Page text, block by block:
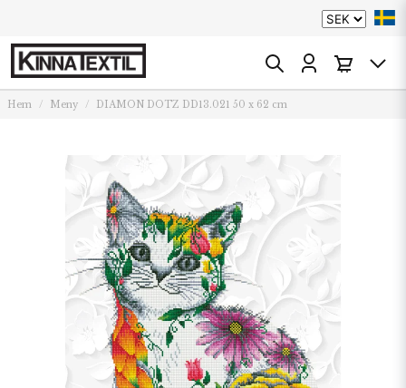
Hem Meny DIAMON DOTZ DD13.021 50 x 62 cm